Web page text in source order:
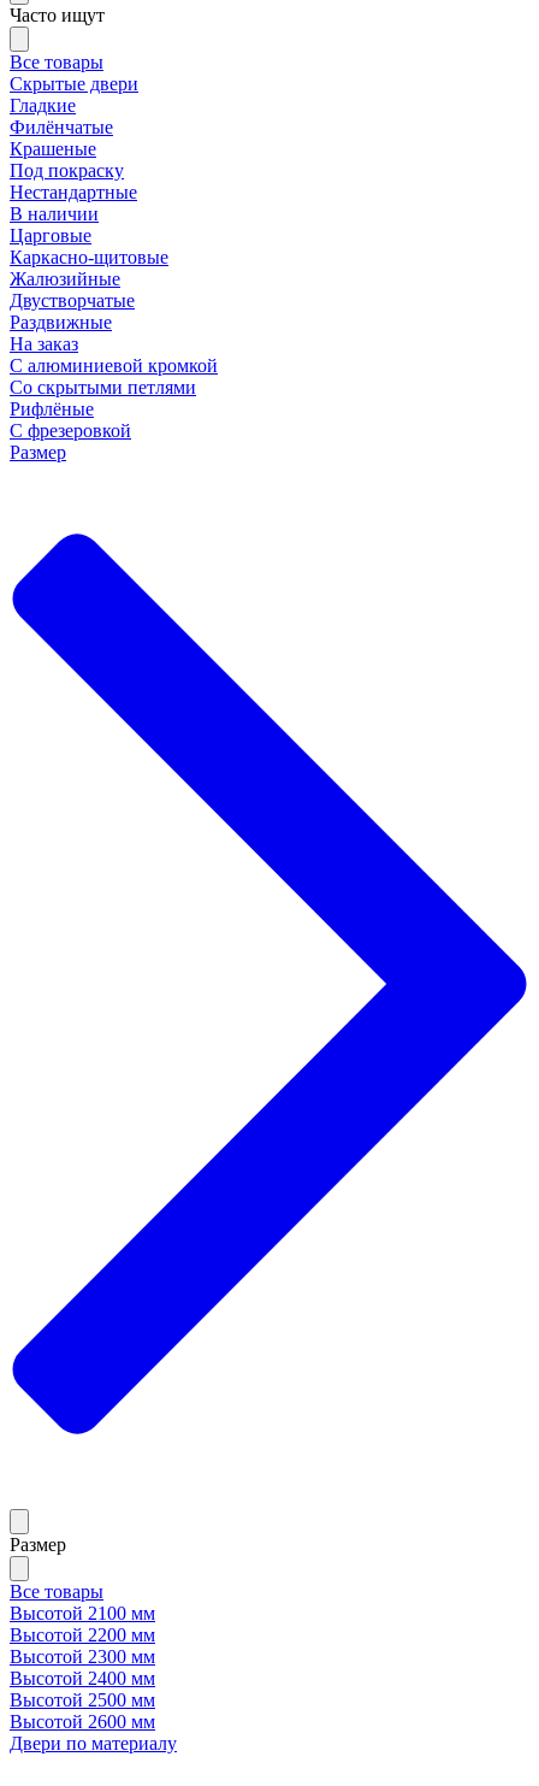
Часто ищут
Все товары
Скрытые двери
Гладкие
Филёнчатые
Крашеные
Под покраску
Нестандартные
В наличии
Царговые
Каркасно-щитовые
Жалюзийные
Двустворчатые
Раздвижные
На заказ
С алюминиевой кромкой
Со скрытыми петлями
Рифлёные
С фрезеровкой
Размер
Размер
Все товары
Высотой 2100 мм
Высотой 2200 мм
Высотой 2300 мм
Высотой 2400 мм
Высотой 2500 мм
Высотой 2600 мм
Двери по материалу